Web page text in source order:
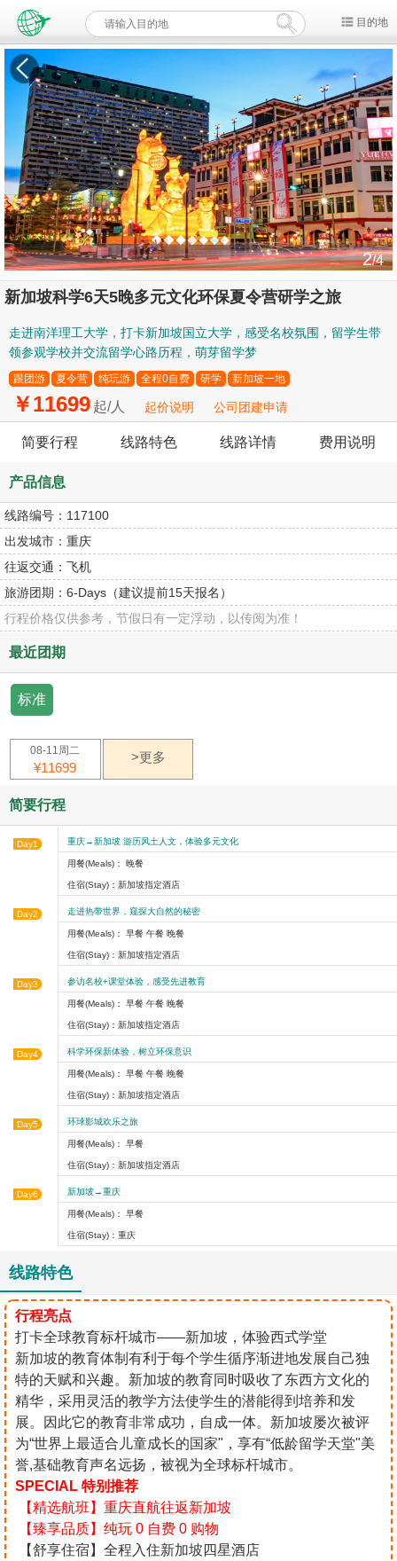
目的地
2/4
新加坡科学6天5晚多元文化环保夏令营研学之旅
走进南洋理工大学，打卡新加坡国立大学，感受名校氛围，留学生带
领参观学校并交流留学心路历程，萌芽留学梦
跟团游 夏令营 纯玩游 全程0自费 研学 新加坡一地
￥11699 起/人 起价说明 公司团建申请
简要行程 线路特色 线路详情 费用说明
产品信息
线路编号： 117100
出发城市： 重庆
往返交通： 飞机
旅游团期： 6-Days（建议提前15天报名）
行程价格仅供参考，节假日有一定浮动，以传阅为准！
最近团期
标准
08-11周二
¥11699
>更多
简要行程
Day1 重庆→新加坡 游历风土人文，体验多元文化
用餐(Meals)： 晚餐
住宿(Stay)：新加坡指定酒店
Day2 走进热带世界，窥探大自然的秘密
用餐(Meals)： 早餐 午餐 晚餐
住宿(Stay)：新加坡指定酒店
Day3 参访名校+课堂体验，感受先进教育
用餐(Meals)： 早餐 午餐 晚餐
住宿(Stay)：新加坡指定酒店
Day4 科学环保新体验，树立环保意识
用餐(Meals)： 早餐 午餐 晚餐
住宿(Stay)：新加坡指定酒店
Day5 环球影城欢乐之旅
用餐(Meals)： 早餐
住宿(Stay)：新加坡指定酒店
Day6 新加坡→重庆
用餐(Meals)： 早餐
住宿(Stay)：重庆
线路特色
行程亮点
打卡全球教育标杆城市——新加坡，体验西式学堂
新加坡的教育体制有利于每个学生循序渐进地发展自己独
特的天赋和兴趣。新加坡的教育同时吸收了东西方文化的
精华，采用灵活的教学方法使学生的潜能得到培养和发
展。因此它的教育非常成功，自成一体。新加坡屡次被评
为“世界上最适合儿童成长的国家"，享有“低龄留学天堂"美
誉,基础教育声名远扬，被视为全球标杆城市。
SPECIAL 特别推荐
【精选航班】重庆直航往返新加坡
【臻享品质】纯玩 0 自费 0 购物
【舒享住宿】全程入住新加坡四星酒店